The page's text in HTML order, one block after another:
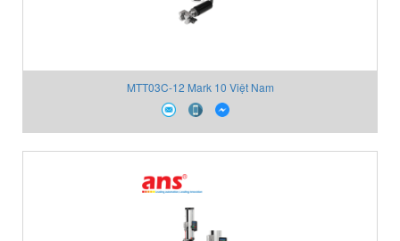
MTT03C-12 Mark 10 Việt Nam